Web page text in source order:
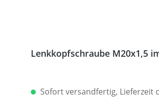
Lenkkopfschraube M20x1,5
Sofort versandfertig, Lieferzeit